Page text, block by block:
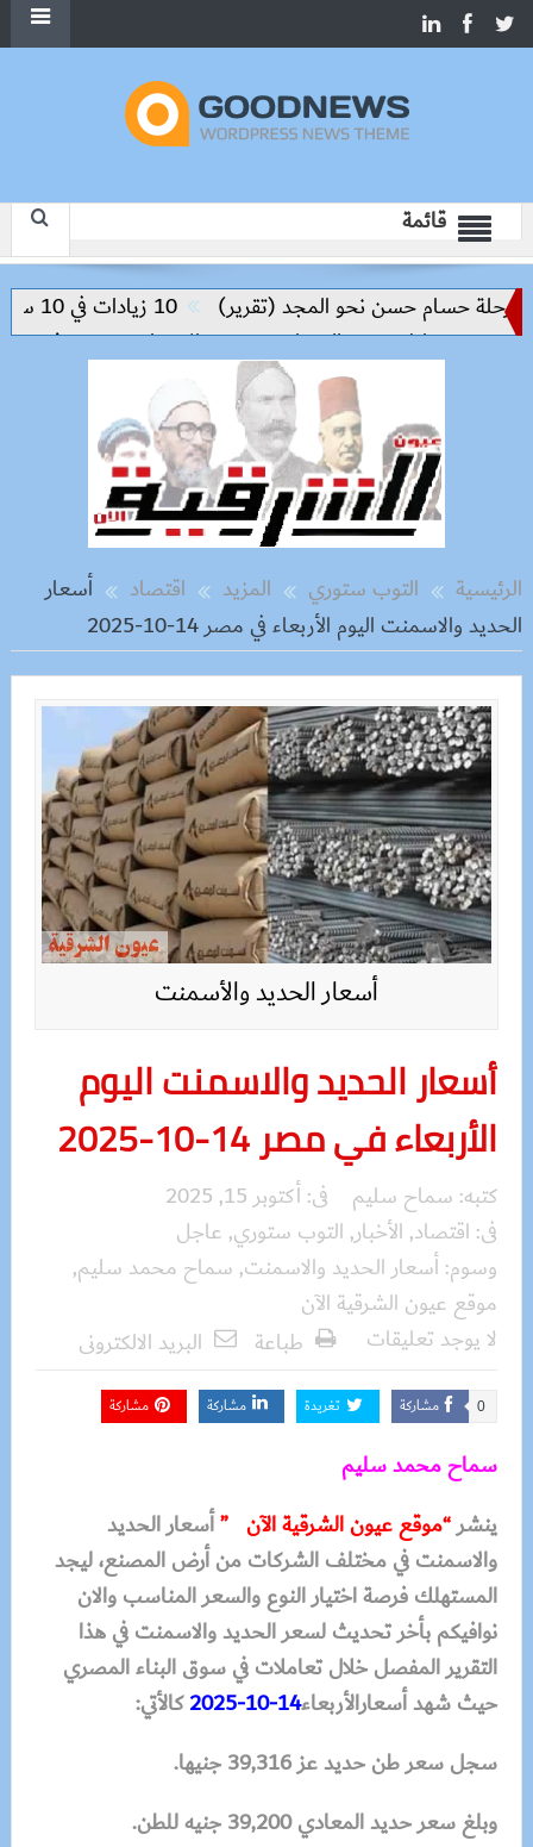
قائمة
حسام حسن نحو المجد (تقرير)
10 زيادات في 10 سنوات.. هل حان الوقت لرفع دعم البنزين نهائيا؟
من مخاطر مرض السعار
وزيرة الإسكان تسرّع توفيق أوضاع
الرئيسية التوب ستوري المزيد اقتصاد
أسعار
الحديد والاسمنت اليوم الأربعاء في مصر 14-10-2025
أسعار الحديد والأسمنت
أسعار الحديد والاسمنت اليوم
الأربعاء في مصر 14-10-2025
كتبه: سماح سليم فى:أكتوبر 15, 2025
فى: اقتصاد, الأخبار, التوب ستوري, عاجل
وسوم:أسعار الحديد والاسمنت, سماح محمد سليم,
موقع عيون الشرقية الآن
لا يوجد تعليقات
طباعة البريد الالكترونى
مشاركة 0 تغريدة مشاركة مشاركة
سماح محمد سليم
ينشر“موقع عيون الشرقية الآن ”أسعار الحديد
والاسمنت في مختلف الشركات من أرض المصنع، ليجد
المستهلك فرصة اختيار النوع والسعر المناسب والان
نوافيكم بأخر تحديث لسعر الحديد والاسمنت في هذا
التقرير المفصل خلال تعاملات في سوق البناء المصري
حيث شهد أسعارالأربعاء14-10-2025
كالأتي:
سجل سعر طن حديد عز 39,316 جنيها.
وبلغ سعر حديد المعادي 39,200 جنيه للطن.